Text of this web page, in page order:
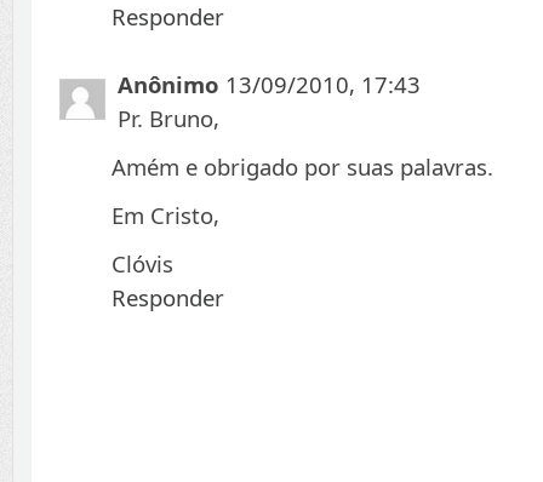
Responder
Anônimo 13/09/2010, 17:43
Pr. Bruno,
Amém e obrigado por suas palavras.
Em Cristo,
Clóvis
Responder